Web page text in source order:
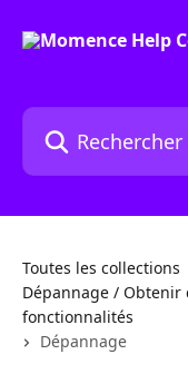
Rechercher un
Toutes les collections
Dépannage / Obtenir
fonctionnalités
Dépannage